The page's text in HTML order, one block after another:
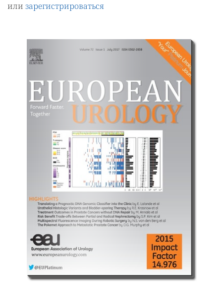
или зарегистрироваться